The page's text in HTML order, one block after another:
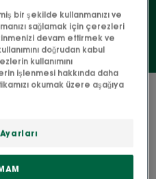
saç"
Ultra
bir şekilde kullanmanızı ve
sağlamak için çerezleri
devam ettirmek ve
doğrudan kabul
kullanımını
işlenmesi hakkında daha
okumak üzere aşağıya